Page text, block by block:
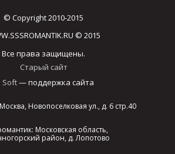
© Copyright 2010-2015
© 2015
Все права защищены.
Старый сайт
Soft— поддержка сайта
Новопоселковая ул., д. 6 стр.40
Московская область,
район, д. Лопотово